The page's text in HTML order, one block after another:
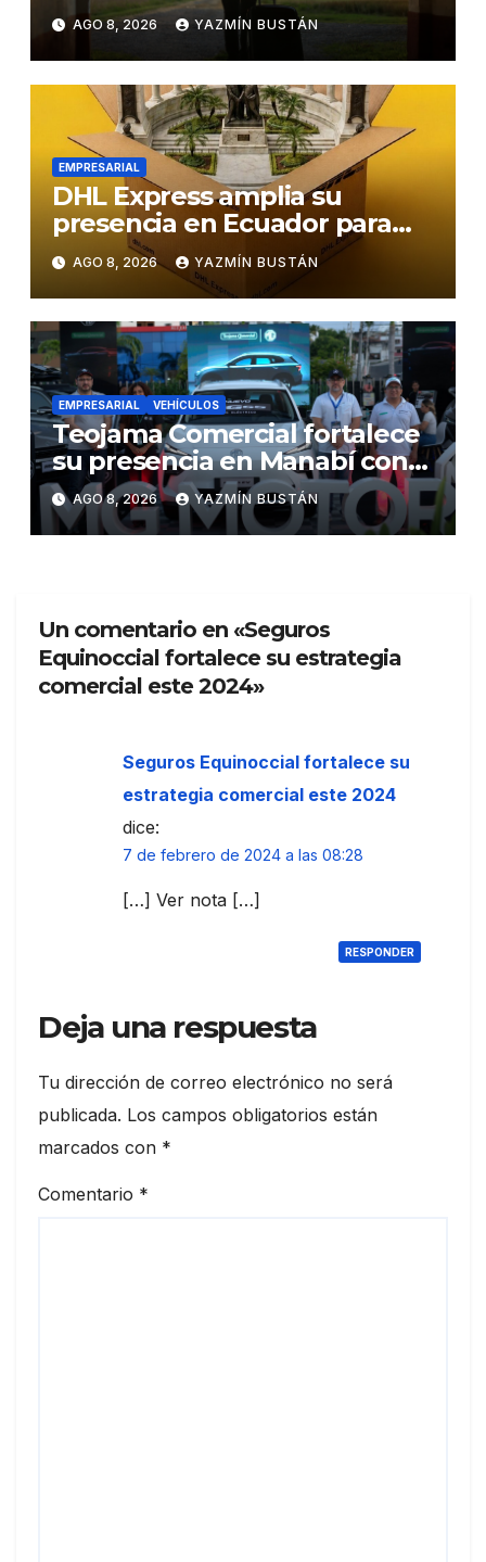
negocios
AGO 8, 2026 YAZMÍN BUSTÁN
EMPRESARIAL
DHL Express amplia su
presencia en Ecuador para
responder al crecimiento de
las exportaciones
AGO 8, 2026 YAZMÍN BUSTÁN
EMPRESARIAL VEHÍCULOS
Teojama Comercial fortalece
su presencia en Manabí con
una apuesta por la movilidad
híbrida y eléctrica durante
ExpoAuto del Pacífico 2026
AGO 8, 2026 YAZMÍN BUSTÁN
Un comentario en «Seguros
Equinoccial fortalece su estrategia
comercial este 2024»
Seguros Equinoccial fortalece su
estrategia comercial este 2024
dice:
7 de febrero de 2024 a las 08:28
[…] Ver nota […]
RESPONDER
Deja una respuesta
Tu dirección de correo electrónico no será
publicada. Los campos obligatorios están
marcados con *
Comentario *